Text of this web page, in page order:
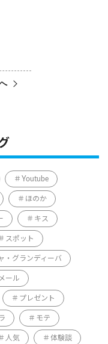
Youtube
ほのか
キス
スポット
・グランディーバ
ール
プレゼント
モテ
人気 体験談